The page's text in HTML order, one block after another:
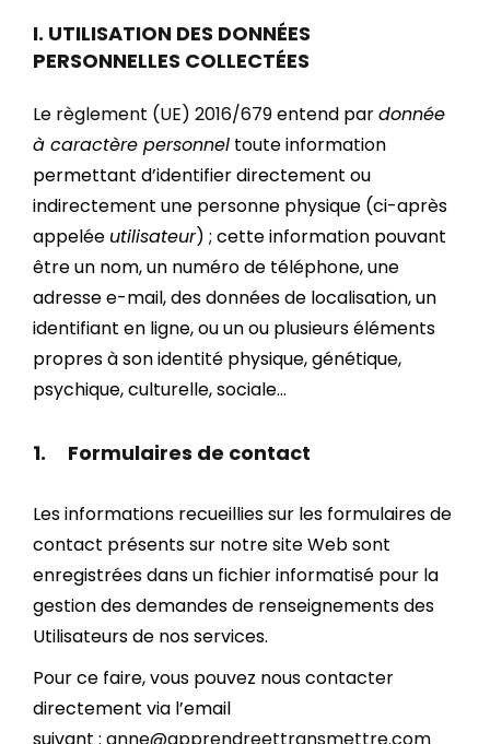
I. UTILISATION DES DONNÉES
PERSONNELLES COLLECTÉES
Le règlement (UE) 2016/679entend pardonnée
à caractère personnel toute information
permettant d’identifier directement ou
indirectement une personne physique (ci-après
appelée utilisateur) ; cette information pouvant
être un nom, un numéro de téléphone, une
adresse e-mail, des données de localisation, un
identifiant en ligne, ou un ou plusieurs éléments
propres à son identité physique, génétique,
psychique, culturelle, sociale…
1. Formulaires de contact
Les informations recueillies sur les formulaires de
contact présents sur notre site Web sont
enregistrées dans un fichier informatisé pour la
gestion des demandes de renseignements des
Utilisateurs de nos services.
Pour ce faire, vous pouvez nous contacter
directement via l’email
suivant : anne@apprendreettransmettre.com